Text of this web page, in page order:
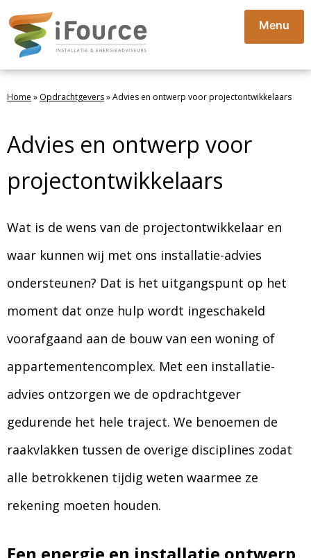
Menu
Home » Opdrachtgevers»Advies en ontwerp voor projectontwikkelaars
Advies en ontwerp voor
projectontwikkelaars
Wat is de wens van de projectontwikkelaar en
waar kunnen wij met ons installatie-advies
ondersteunen? Dat is het uitgangspunt op het
moment dat onze hulp wordt ingeschakeld
voorafgaand aan de bouw van een woning of
appartementencomplex. Met een installatie-
advies ontzorgen we de opdrachtgever
gedurende het hele traject. We benoemen de
raakvlakken tussen de overige disciplines zodat
alle betrokkenen tijdig weten waarmee ze
rekening moeten houden.